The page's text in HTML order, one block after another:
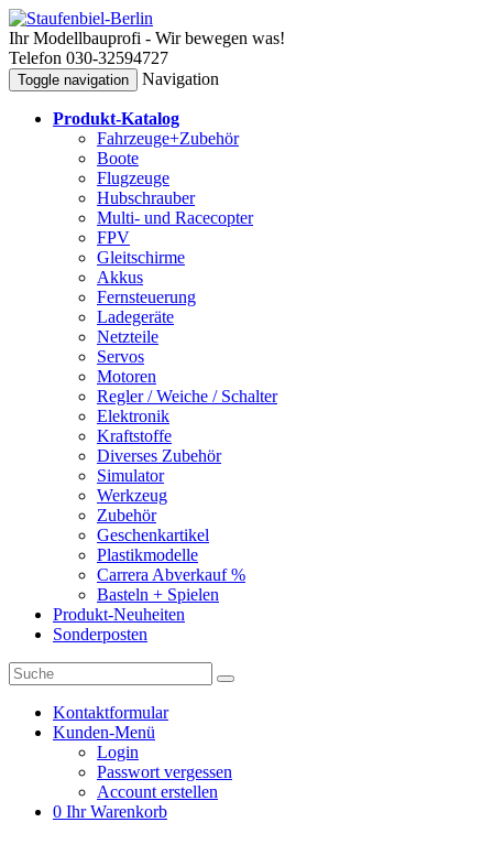
Ihr Modellbauprofi - Wir bewegen was!
Telefon 030-32594727
Toggle navigation Navigation
Produkt-Katalog
Fahrzeuge+Zubehör
Boote
Flugzeuge
Hubschrauber
Multi- und Racecopter
FPV
Gleitschirme
Akkus
Fernsteuerung
Ladegeräte
Netzteile
Servos
Motoren
Regler / Weiche / Schalter
Elektronik
Kraftstoffe
Diverses Zubehör
Simulator
Werkzeug
Zubehör
Geschenkartikel
Plastikmodelle
Carrera Abverkauf %
Basteln + Spielen
Produkt-Neuheiten
Sonderposten
Kontaktformular
Kunden-Menü
Login
Passwort vergessen
Account erstellen
0 Ihr Warenkorb